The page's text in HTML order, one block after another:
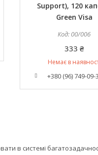
Support), 120
Green Visa
00/006
333 ₴
Немає в
+380 (96) 749-09-
системі